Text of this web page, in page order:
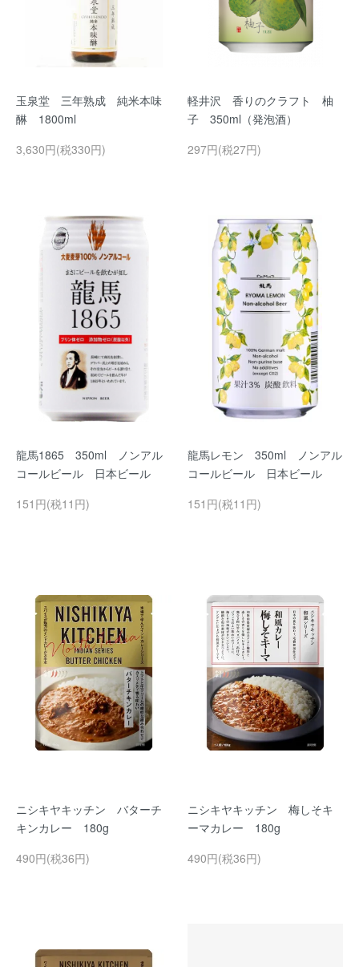
玉泉堂 三年熟成 純米本味
醂 1800ml
3,630円(税330円)
軽井沢 香りのクラフト 柚
子 350ml（発泡酒）
297円(税27円)
龍馬1865 350ml ノンアル
コールビール 日本ビール
151円(税11円)
龍馬レモン 350ml ノンアル
コールビール 日本ビール
151円(税11円)
ニシキヤキッチン バターチ
キンカレー 180g
490円(税36円)
ニシキヤキッチン 梅しそキ
ーマカレー 180g
490円(税36円)